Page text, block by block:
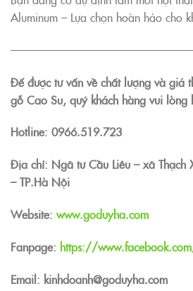
Aluminum – Lựa chọn hoàn hảo cho
Để được tư vấn về chất lượng và giá
gỗ Cao Su, quý khách hàng vui lòng
Hotline: 0966.519.723
Địa chỉ: Ngã tư Cầu Liêu – xã Thạch
– TP.Hà Nội
Website:www.goduyha.com
Fanpage: https://
Email: kinhdoanh@goduyha.com